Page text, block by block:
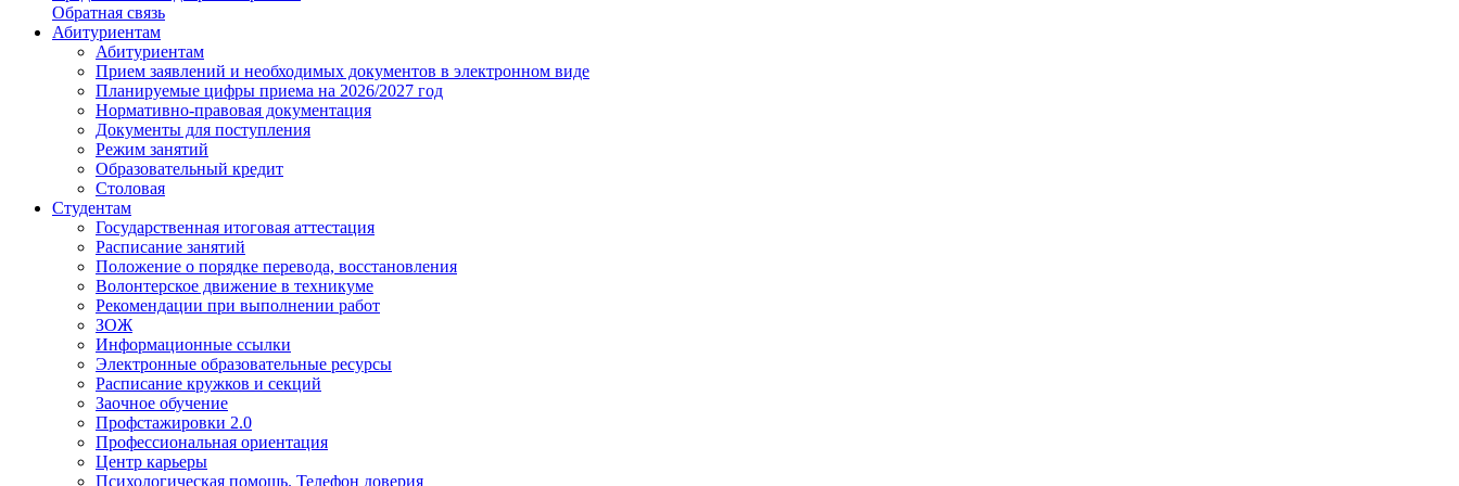
Обратная связь
Абитуриентам
Абитуриентам
Прием заявлений и необходимых документов в электронном виде
Планируемые цифры приема на 2026/2027 год
Нормативно-правовая документация
Документы для поступления
Режим занятий
Образовательный кредит
Столовая
Студентам
Государственная итоговая аттестация
Расписание занятий
Положение о порядке перевода, восстановления
Волонтерское движение в техникуме
Рекомендации при выполнении работ
ЗОЖ
Информационные ссылки
Электронные образовательные ресурсы
Расписание кружков и секций
Заочное обучение
Профстажировки 2.0
Профессиональная ориентация
Центр карьеры
Психологическая помощь. Телефон доверия